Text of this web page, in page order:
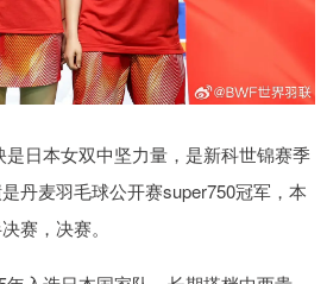
日本女双中坚力量，是新科世锦赛季
丹麦羽毛球公开赛super750冠军，本
赛，决赛。